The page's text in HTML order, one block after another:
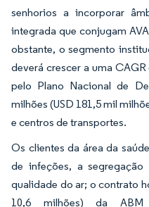
senhorios a incorporar
integrada que conjugam
obstante, o segmento
deverá crescer a uma
pelo Plano Nacional de
milhões (USD 181,5 mil
e centros de transportes.
Os clientes da área da
de infeções, a
qualidade do ar; o contrato
10,6 milhões) da